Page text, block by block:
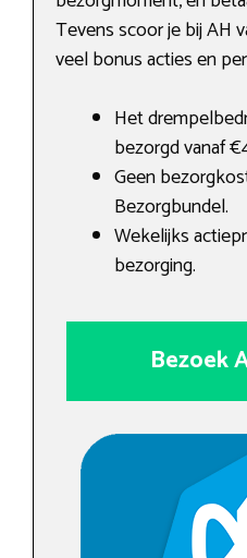
Tevens scoor je bij AH
veel bonus acties en
Het
bezorgd vanaf
Geen
Bezorgbundel.
Wekelijks
bezorging.
Bezoek